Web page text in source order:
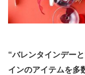
“バレンタインデー
インのアイテムを多